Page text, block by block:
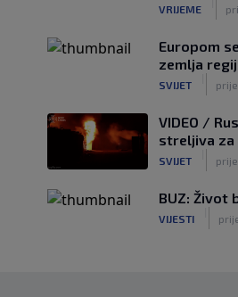
VRIJEME
Europom
zemlja
SVIJET
VIDEO /
streljiva
SVIJET
BUZ: Život
VIJESTI